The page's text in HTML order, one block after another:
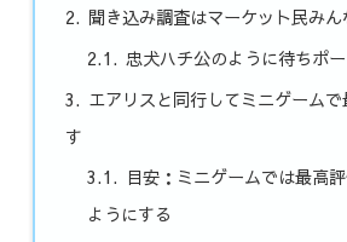
聞き込み調査はマーケット民み
忠犬ハチ公のように待ちポ
エアリスと同行してミニゲーム
す
目安：ミニゲームでは最高
ようにする